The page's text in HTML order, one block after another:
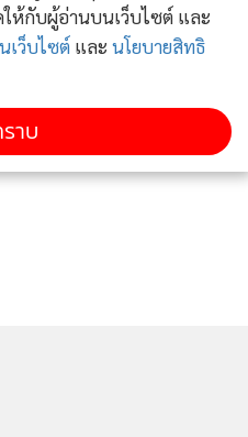
ห้กับผู้อ่านบนเว็บไซต์ และ
เว็บไซต์ และ นโยบายสิทธิ
าบ